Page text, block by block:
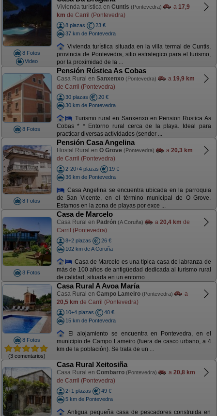
8 Fotos
Video
Vivienda turística en Cuntis (Pontevedra) a 17,9
km de Carril (Pontevedra)
8 plazas
23 €
37 km de Pontevedra
Vivienda turística situada en la villa termal de Cuntis,
provincia de Pontevedra, sitio estrategico para el turismo,
por la proximidad de la ...
8 Fotos
Pensión Rústica As Cobas
Casa Rural en Sanxenxo (Pontevedra) a 19,9 km
de Carril (Pontevedra)
30 plazas
20 €
30 km de Pontevedra
Turismo rural en Sanxenxo en Pension Rustica As
Cobas * * Entorno rural cerca de la playa. Ideal para
practicar diversas actividades (sender ...
8 Fotos
Pensión Casa Angelina
Hostal Rural en O Grove (Pontevedra) a 20,3 km
de Carril (Pontevedra)
2-20+4 plazas
19 €
36 km de Pontevedra
Casa Angelina se encuentra ubicada en la parroquia
de San Vicente, en el término municipal de O Grove.
Estamos en la zona de playas por exce ...
8 Fotos
Casa de Marcelo
Casa Rural en Padrón (A Coruña) a 20,4 km de
Carril (Pontevedra)
8+2 plazas
26 €
102 km de A Coruña
Casa de Marcelo es una típica casa de labranza de
más de 100 años de antigüedad dedicada al turismo rural
de calidad, situada en un entorno ...
8 Fotos
(3 comentarios)
Casa Rural A Avoa María
Casa Rural en Campo Lameiro (Pontevedra)
a
20,5 km de Carril (Pontevedra)
10+4 plazas
40 €
15 km de Pontevedra
El alojamiento se encuentra en Pontevedra, en el
municipio de Campo Lameiro (fuera de casco urbano, a 4
km de la población). Se trata de un ...
Casa Rural Xeitosiña
Casa Rural en Combarro (Pontevedra) a 20,8 km
de Carril (Pontevedra)
2+1 plazas
49 €
5 km de Pontevedra
Antigua pequeña casa de pescadores construida en